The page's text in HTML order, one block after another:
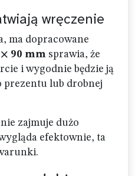
wręczenie
ma dopracowane
× 90 mm sprawia, że
i wygodnie będzie ją
prezentu lub drobnej
zajmuje dużo
efektownie, ta